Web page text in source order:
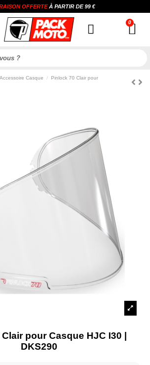
OFFERTEÀ PARTIR DE99 €
Accessoire Casque
Pinlock 70 Clair pour
pour Casque HJC I30 |
DKS290